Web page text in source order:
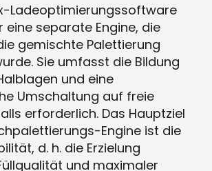
Ladeoptimierungssoftware
separate Engine, die
gemischte Palettierung
Sie umfasst die Bildung
und eine
Umschaltung auf freie
erforderlich. Das Hauptziel
Engine ist die
d. h. die Erzielung
und maximaler